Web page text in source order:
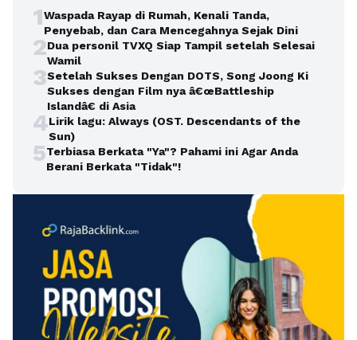
1Waspada Rayap di Rumah, Kenali Tanda,
Penyebab, dan Cara Mencegahnya Sejak Dini
2Dua personil TVXQ Siap Tampil setelah Selesai
Wamil
3Setelah Sukses Dengan DOTS, Song Joong Ki
Sukses dengan Film nya â€œBattleship
Islandâ€ di Asia
4Lirik lagu: Always (OST. Descendants of the
Sun)
5Terbiasa Berkata "Ya"? Pahami ini Agar Anda
Berani Berkata "Tidak"!